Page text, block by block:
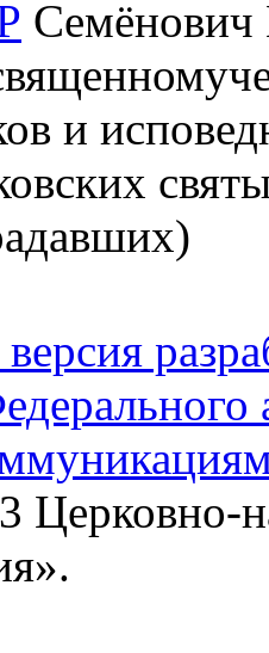
Семёнович
и
Церковно-